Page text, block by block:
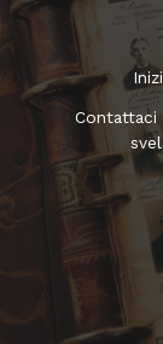
Contattaci